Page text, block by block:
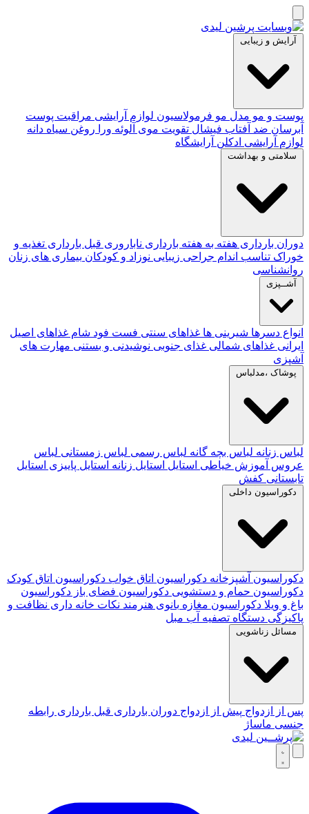
آرایش و زیبایی
پوست و مو مدل مو فرمولاسیون لوازم آرایشی مراقبت پوست
آبرسان ضد آفتاب فیشال تقویت موی آلوئه‌ ورا روغن سیاه دانه
لوازم آرایشی ادکلن آرایشگاه
سلامتی و بهداشت
دوران بارداری هفته به هفته بارداری ناباروری قبل بارداری تغذیه و
خوراک تناسب اندام جراحی زیبایی نوزاد و کودکان بیماری های زنان
روانشناسی
آشــپزی
انواع دسرها شیرینی ها غذاهای سنتی فست فود شام غذاهای اصیل
ایرانی غذاهای شمالی غذای جنوبی نوشیدنی و بستنی مهارت های
آشپزی
پوشاک ،مدلباس
لباس زنانه لباس بچه گانه لباس رسمی لباس زمستانی لباس
عروس آموزش خیاطی استایل استایل زنانه استایل پاییزی استایل
تابستانی کفش
دکوراسیون داخلی
دکوراسیون آشپزخانه دکوراسیون اتاق خواب دکوراسیون اتاق کودک
دکوراسیون حمام و دستشویی دکوراسیون فضای باز دکوراسیون
باغ و ویلا دکوراسیون مغازه بانوی هنرمند نکات خانه داری نظافت و
پاکیزگی دستگاه تصفیه آب مبل
مسائل زناشویی
پس از ازدواج پیش از ازدواج دوران بارداری قبل بارداری رابطه
جنسی ماساژ